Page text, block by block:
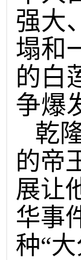
强大
塌和
的白
争爆
乾
的帝
展让
华事
种“大